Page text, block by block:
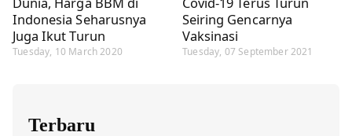
Indonesia Seharusnya
Juga Ikut Turun
Tuesday, 10 March 2020
Seiring Gencarnya
Vaksinasi
Tuesday, 07 September 2021
Terbaru